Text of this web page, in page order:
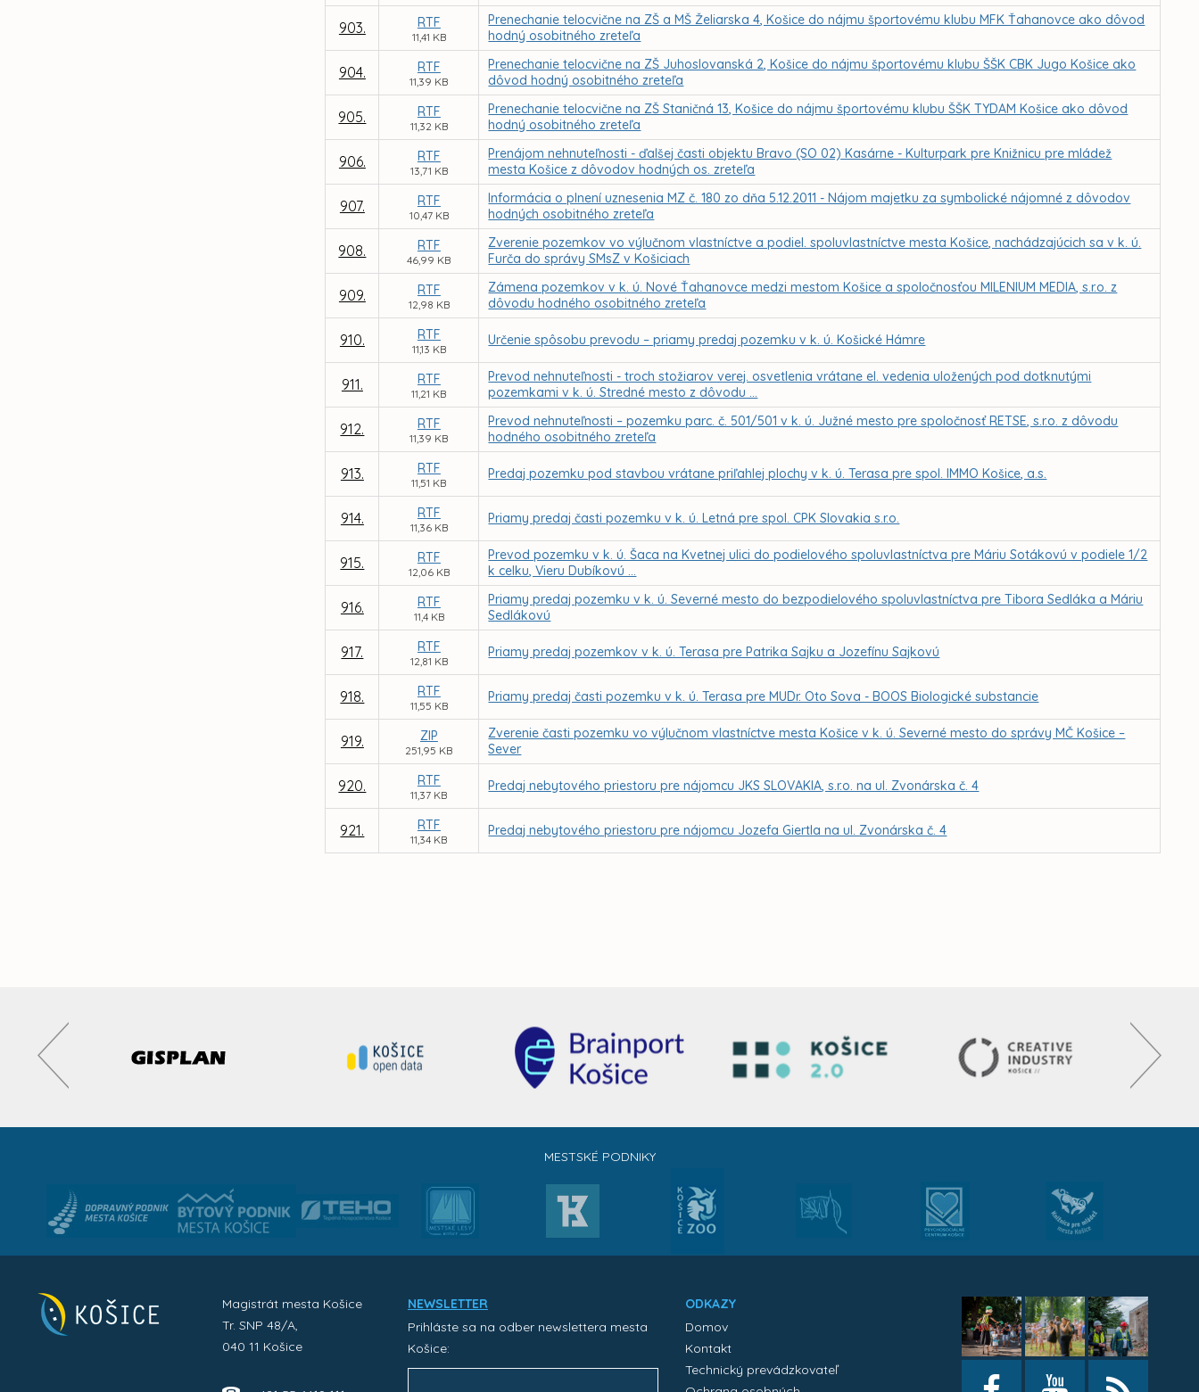
903. RTF
11,41 KB
Prenechanie telocvične na ZŠ a MŠ Želiarska 4, Košice do nájmu športovému klubu MFK Ťahanovce ako dôvod
hodný osobitného zreteľa
904. RTF
11,39 KB
Prenechanie telocvične na ZŠ Juhoslovanská 2, Košice do nájmu športovému klubu ŠŠK CBK Jugo Košice ako
dôvod hodný osobitného zreteľa
905. RTF
11,32 KB
Prenechanie telocvične na ZŠ Staničná 13, Košice do nájmu športovému klubu ŠŠK TYDAM Košice ako dôvod
hodný osobitného zreteľa
906. RTF
13,71 KB
Prenájom nehnuteľnosti - ďalšej časti objektu Bravo (SO 02) Kasárne - Kulturpark pre Knižnicu pre mládež
mesta Košice z dôvodov hodných os. zreteľa
907. RTF
10,47 KB
Informácia o plnení uznesenia MZ č. 180 zo dňa 5.12.2011 - Nájom majetku za symbolické nájomné z dôvodov
hodných osobitného zreteľa
908. RTF
46,99 KB
Zverenie pozemkov vo výlučnom vlastníctve a podiel. spoluvlastníctve mesta Košice, nachádzajúcich sa v k. ú.
Furča do správy SMsZ v Košiciach
909. RTF
12,98 KB
Zámena pozemkov v k. ú. Nové Ťahanovce medzi mestom Košice a spoločnosťou MILENIUM MEDIA, s.r.o. z
dôvodu hodného osobitného zreteľa
910. RTF
11,13 KB
Určenie spôsobu prevodu – priamy predaj pozemku v k. ú. Košické Hámre
911. RTF
11,21 KB
Prevod nehnuteľnosti - troch stožiarov verej. osvetlenia vrátane el. vedenia uložených pod dotknutými
pozemkami v k. ú. Stredné mesto z dôvodu ...
912. RTF
11,39 KB
Prevod nehnuteľnosti – pozemku parc. č. 501/501 v k. ú. Južné mesto pre spoločnosť RETSE, s.r.o. z dôvodu
hodného osobitného zreteľa
913. RTF
11,51 KB
Predaj pozemku pod stavbou vrátane priľahlej plochy v k. ú. Terasa pre spol. IMMO Košice, a.s.
914. RTF
11,36 KB
Priamy predaj časti pozemku v k. ú. Letná pre spol. CPK Slovakia s.r.o.
915. RTF
12,06 KB
Prevod pozemku v k. ú. Šaca na Kvetnej ulici do podielového spoluvlastníctva pre Máriu Sotákovú v podiele 1/2
k celku, Vieru Dubíkovú ...
916. RTF
11,4 KB
Priamy predaj pozemku v k. ú. Severné mesto do bezpodielového spoluvlastníctva pre Tibora Sedláka a Máriu
Sedlákovú
917. RTF
12,81 KB
Priamy predaj pozemkov v k. ú. Terasa pre Patrika Sajku a Jozefínu Sajkovú
918. RTF
11,55 KB
Priamy predaj časti pozemku v k. ú. Terasa pre MUDr. Oto Sova - BOOS Biologické substancie
919. ZIP
251,95 KB
Zverenie časti pozemku vo výlučnom vlastníctve mesta Košice v k. ú. Severné mesto do správy MČ Košice –
Sever
920. RTF
11,37 KB
Predaj nebytového priestoru pre nájomcu JKS SLOVAKIA, s.r.o. na ul. Zvonárska č. 4
921. RTF
11,34 KB
Predaj nebytového priestoru pre nájomcu Jozefa Giertla na ul. Zvonárska č. 4
MESTSKÉ PODNIKY
Magistrát mesta Košice
Tr. SNP 48/A,
040 11 Košice
NEWSLETTER
Prihláste sa na odber newslettera mesta
Košice:
ODKAZY
Domov
Kontakt
Technický prevádzkovateľ